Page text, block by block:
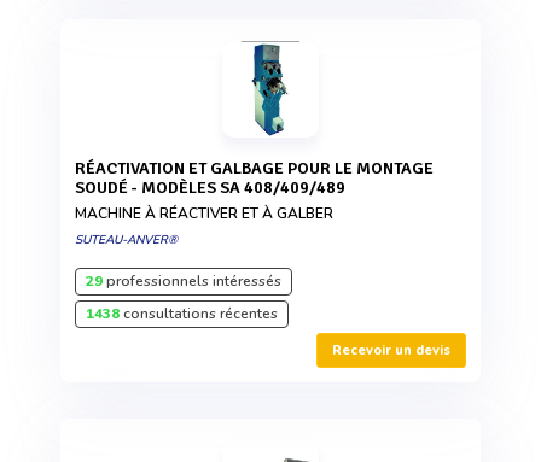
RÉACTIVATION ET GALBAGE POUR LE MONTAGE
SOUDÉ - MODÈLES SA 408/409/489
MACHINE À RÉACTIVER ET À GALBER
SUTEAU-ANVER®
29professionnels intéressés
1438consultations récentes
Recevoir un devis